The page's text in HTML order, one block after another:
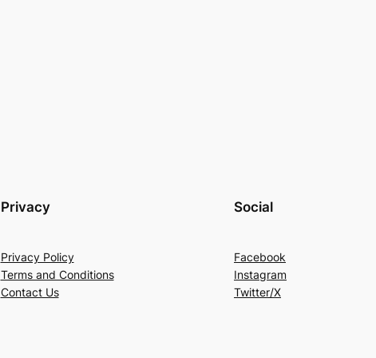
Privacy
Privacy Policy
Terms and Conditions
Contact Us
Social
Facebook
Instagram
Twitter/X